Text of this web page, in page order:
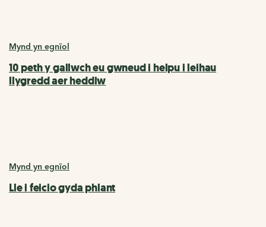
Mynd yn egnïol
10 peth y gallwch eu gwneud i helpu i leihau
llygredd aer heddiw
Mynd yn egnïol
Lle i feicio gyda phlant